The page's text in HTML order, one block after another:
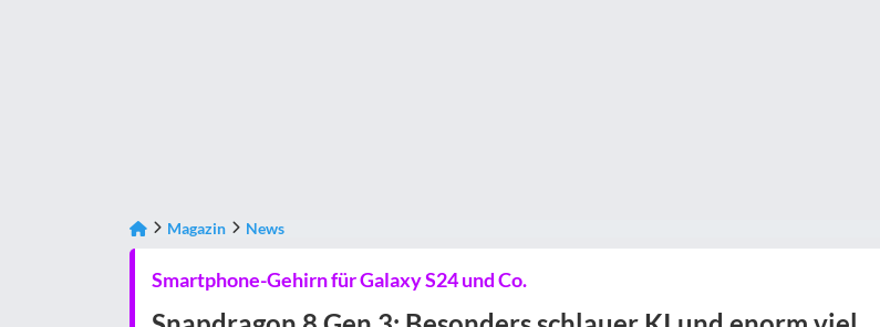
Magazin News
Smartphone-Gehirn für Galaxy S24 und Co.